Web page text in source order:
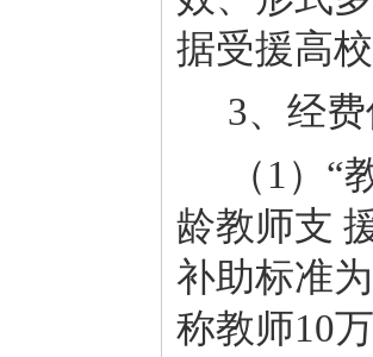
据受援高
3、经
（ 1）“
龄教师支
补助标准
称教师10